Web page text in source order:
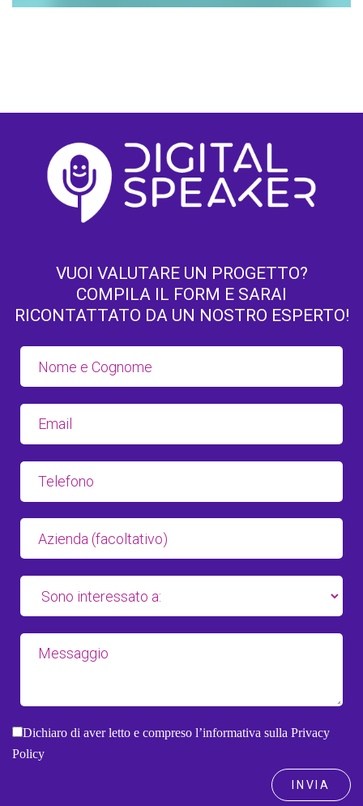
VUOI VALUTARE UN PROGETTO?
COMPILA IL FORM E SARAI
RICONTATTATO DA UN NOSTRO ESPERTO!
Dichiaro di aver letto e compreso l’informativa sulla Privacy
Policy